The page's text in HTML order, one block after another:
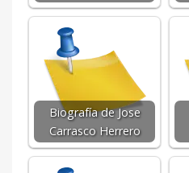
Biografía de Jose
Carrasco Herrero